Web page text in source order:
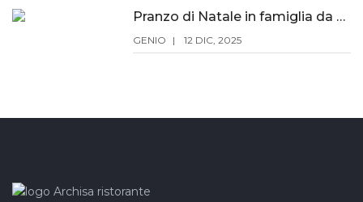
Pranzo di Natale in famiglia da Archisa
GENIO 12 DIC, 2025